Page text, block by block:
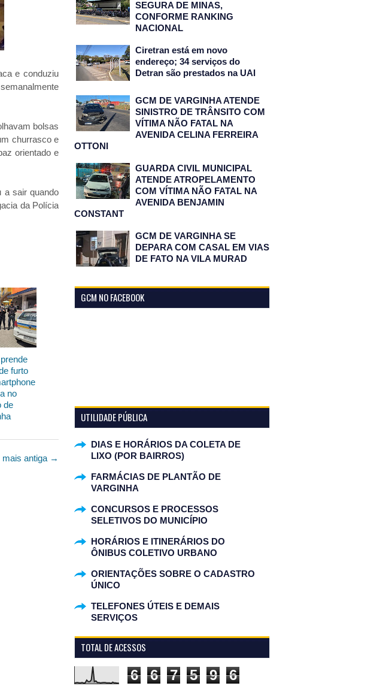
e conduziu
bolsas
churrasco e
orientado e
a sair quando
da Polícia
furto
no
de
mais antiga →
SEGURA DE MINAS,
CONFORME RANKING
NACIONAL
Ciretran está em novo
endereço; 34 serviços do
Detran são prestados na UAI
GCM DE VARGINHA ATENDE
SINISTRO DE TRÂNSITO COM
VÍTIMA NÃO FATAL NA
AVENIDA CELINA FERREIRA
OTTONI
GUARDA CIVIL MUNICIPAL
ATENDE ATROPELAMENTO
COM VÍTIMA NÃO FATAL NA
AVENIDA BENJAMIN
CONSTANT
GCM DE VARGINHA SE
DEPARA COM CASAL EM VIAS
DE FATO NA VILA MURAD
GCM NO FACEBOOK
UTILIDADE PÚBLICA
DIAS E HORÁRIOS DA COLETA DE
LIXO (POR BAIRROS)
FARMÁCIAS DE PLANTÃO DE
VARGINHA
CONCURSOS E PROCESSOS
SELETIVOS DO MUNICÍPIO
HORÁRIOS E ITINERÁRIOS DO
ÔNIBUS COLETIVO URBANO
ORIENTAÇÕES SOBRE O CADASTRO
ÚNICO
TELEFONES ÚTEIS E DEMAIS
SERVIÇOS
TOTAL DE ACESSOS
6 6 7 5 9 6